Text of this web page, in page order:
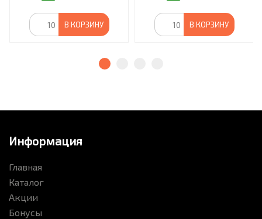
В КОРЗИНУ В КОРЗИНУ
Информация
Главная
Каталог
Акции
Бонусы